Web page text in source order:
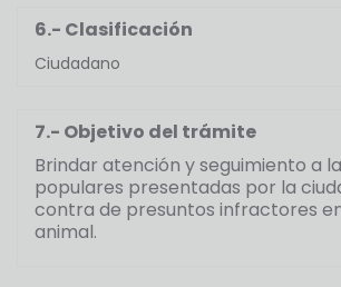
6.- Clasificación
Ciudadano
7.- Objetivo del trámite
Brindar atención y seguimiento a
populares presentadas por la
contra de presuntos infractores
animal.